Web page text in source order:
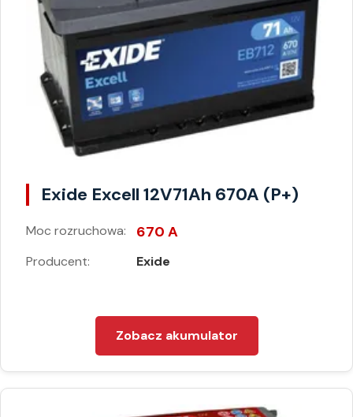
Exide Excell 12V71Ah 670A (P+)
Moc rozruchowa: 670 A
Producent: Exide
Zobacz akumulator